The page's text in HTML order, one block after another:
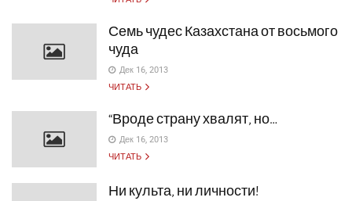
Семь чудес Казахстана от восьмого
чуда
Дек 16, 2013
ЧИТАТЬ
“Вроде страну хвалят, но…
Дек 16, 2013
ЧИТАТЬ
Ни культа, ни личности!